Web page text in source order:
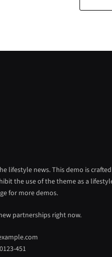
lifestyle news. This demo is crafted
the use of the theme as a
for more demos.
partnerships right now.
451